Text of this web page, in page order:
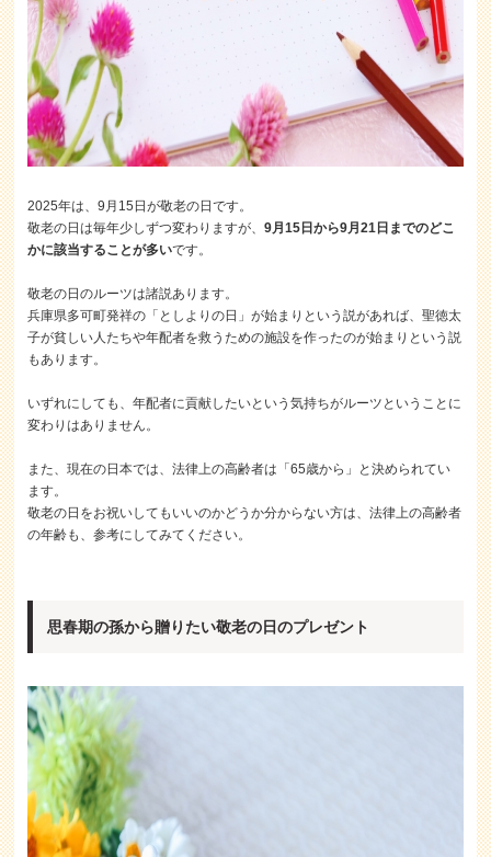
2025年は、9月15日が敬老の日です。
敬老の日は毎年少しずつ変わりますが、9月15日から9月21日までのどこ
かに該当することが多いです。
敬老の日のルーツは諸説あります。
兵庫県多可町発祥の「としよりの日」が始まりという説があれば、聖徳太
子が貧しい人たちや年配者を救うための施設を作ったのが始まりという説
もあります。
いずれにしても、年配者に貢献したいという気持ちがルーツということに
変わりはありません。
また、現在の日本では、法律上の高齢者は「65歳から」と決められてい
ます。
敬老の日をお祝いしてもいいのかどうか分からない方は、法律上の高齢者
の年齢も、参考にしてみてください。
思春期の孫から贈りたい敬老の日のプレゼント